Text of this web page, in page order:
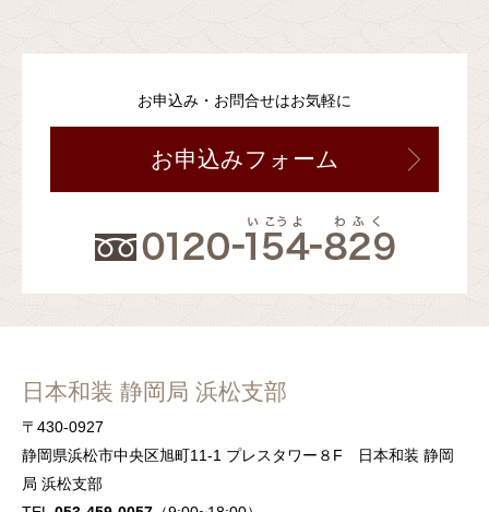
お申込み・お問合せはお気軽に
お申込みフォーム
日本和装 静岡局 浜松支部
〒430-0927
静岡県浜松市中央区旭町11-1 プレスタワー８F 日本和装 静岡
局 浜松支部